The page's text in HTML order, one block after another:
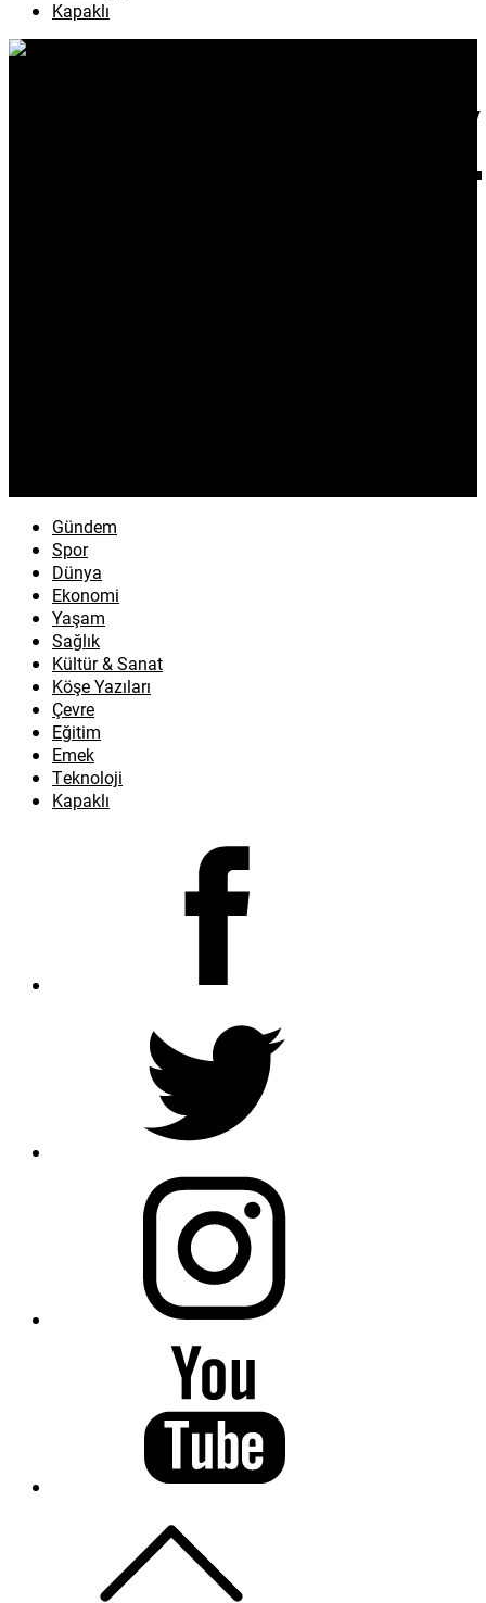
Kapaklı
Gündem
Spor
Dünya
Ekonomi
Yaşam
Sağlık
Kültür & Sanat
Köşe Yazıları
Çevre
Eğitim
Emek
Teknoloji
Kapaklı